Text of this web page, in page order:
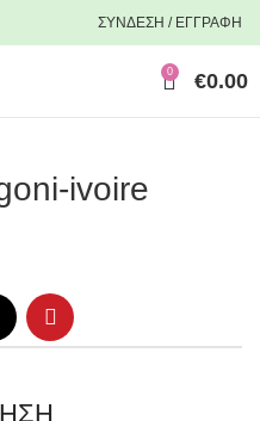
ΣΥΝΔΕΣΗ / ΕΓΓΡΑΦΗ
0 €0.00
ivoire